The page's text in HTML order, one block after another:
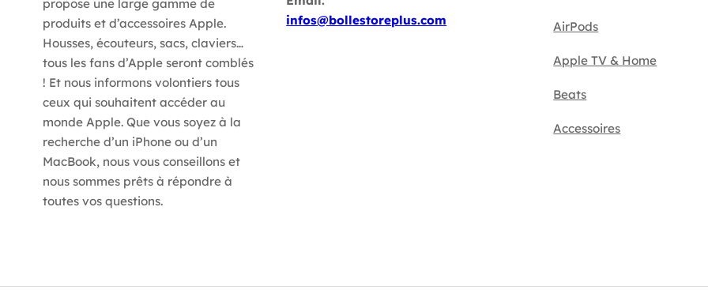
propose une large gamme de
produits et d’accessoires Apple.
Housses, écouteurs, sacs, claviers…
tous les fans d’Apple seront comblés
! Et nous informons volontiers tous
ceux qui souhaitent accéder au
monde Apple. Que vous soyez à la
recherche d’un iPhone ou d’un
MacBook, nous vous conseillons et
nous sommes prêts à répondre à
toutes vos questions.
infos@bollestoreplus.com
AirPods
Apple TV & Home
Beats
Accessoires